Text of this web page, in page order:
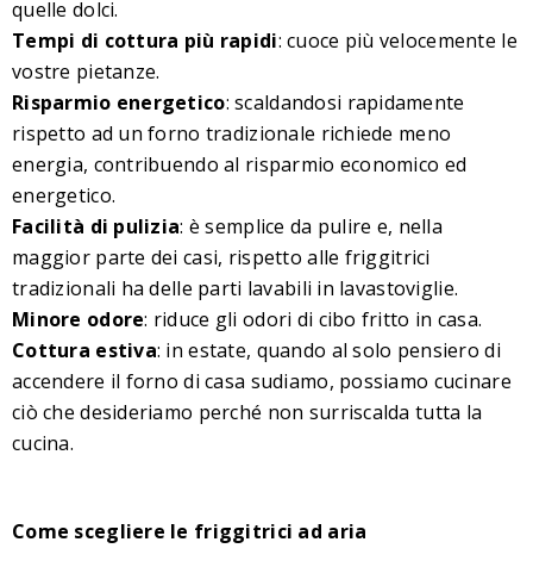
quelle dolci.
Tempi di cottura più rapidi: cuoce più velocemente le
vostre pietanze.
Risparmio energetico: scaldandosi rapidamente
rispetto ad un forno tradizionale richiede meno
energia, contribuendo al risparmio economico ed
energetico.
Facilità di pulizia: è semplice da pulire e, nella
maggior parte dei casi, rispetto alle friggitrici
tradizionali ha delle parti lavabili in lavastoviglie.
Minore odore: riduce gli odori di cibo fritto in casa.
Cottura estiva: in estate, quando al solo pensiero di
accendere il forno di casa sudiamo, possiamo cucinare
ciò che desideriamo perché non surriscalda tutta la
cucina.
Come scegliere le friggitrici ad aria